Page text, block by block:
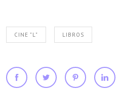
CINE "L" LIBROS